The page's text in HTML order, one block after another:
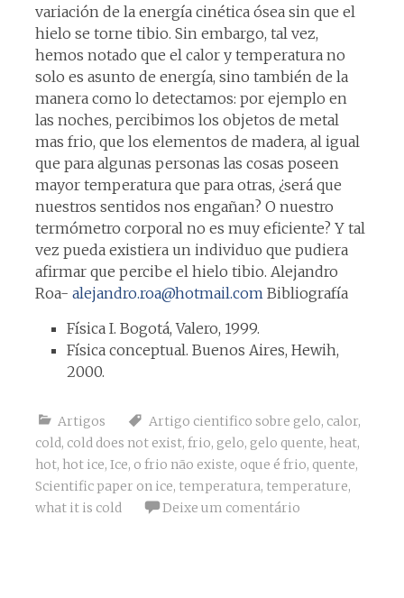
variación de la energía cinética ósea sin que el
hielo se torne tibio. Sin embargo, tal vez,
hemos notado que el calor y temperatura no
solo es asunto de energía, sino también de la
manera como lo detectamos: por ejemplo en
las noches, percibimos los objetos de metal
mas frio, que los elementos de madera, al igual
que para algunas personas las cosas poseen
mayor temperatura que para otras, ¿será que
nuestros sentidos nos engañan? O nuestro
termómetro corporal no es muy eficiente? Y tal
vez pueda existiera un individuo que pudiera
afirmar que percibe el hielo tibio. Alejandro
Roa- alejandro.roa@hotmail.comBibliografía
Física I. Bogotá, Valero, 1999.
Física conceptual. Buenos Aires, Hewih,
2000.
Artigos Artigo cientifico sobre gelo, calor,
cold, cold does not exist, frio, gelo, gelo quente, heat,
hot, hot ice, Ice, o frio não existe, oque é frio, quente,
Scientific paper on ice, temperatura, temperature,
what it is cold
Deixe um comentário